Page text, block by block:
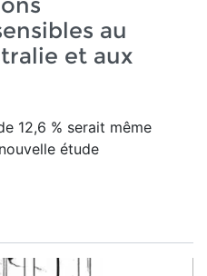
au
et aux
12,6 % serait même
étude